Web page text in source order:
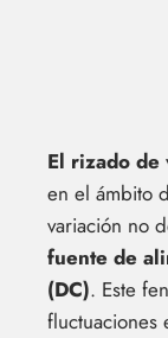
El rizado de
en el ámbito
variación no
fuente de
(DC). Este
fluctuaciones